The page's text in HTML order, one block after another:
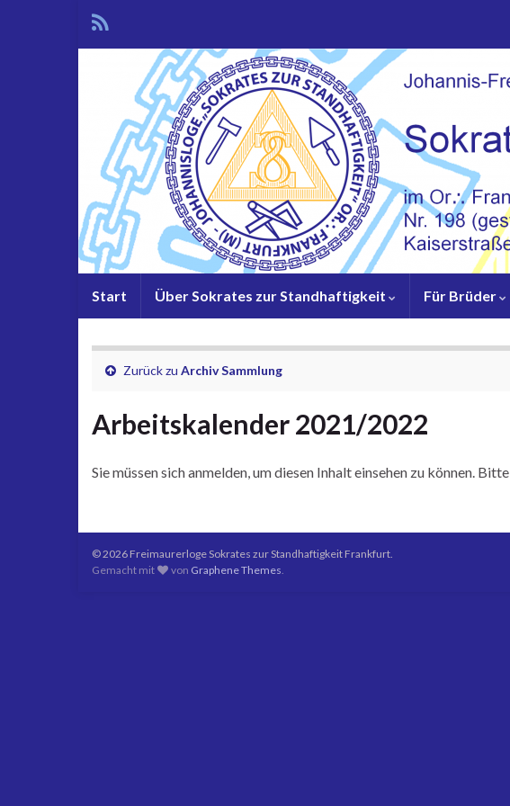
Start Über Sokrates zur Standhaftigkeit Für Brüder
Zurück zu Archiv Sammlung
Arbeitskalender 2021/2022
Sie müssen sich anmelden, um diesen Inhalt einsehen zu können. Bitte
© 2026 Freimaurerloge Sokrates zur Standhaftigkeit Frankfurt.
Gemacht mit
von Graphene Themes.